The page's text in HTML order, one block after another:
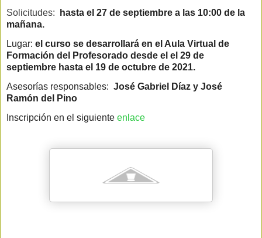
Solicitudes:
hasta el 27 de septiembre a las 10:00 de la
mañana.
Lugar: el curso se desarrollará en el Aula Virtual de
Formación del Profesorado desde el el 29 de
septiembre hasta el 19 de octubre de 2021.
Asesorías responsables: José Gabriel Díaz y José
Ramón del Pino
Inscripción en el siguiente enlace